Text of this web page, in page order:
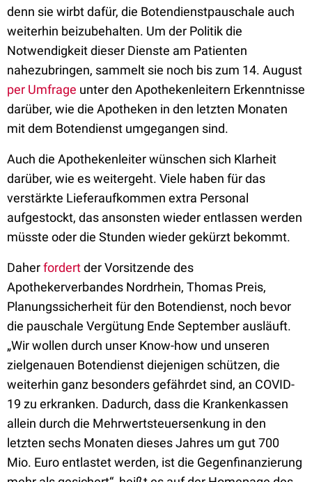
denn sie wirbt dafür, die Botendienstpauschale auch
weiterhin beizubehalten. Um der Politik die
Notwendigkeit dieser Dienste am Patienten
nahezubringen, sammelt sie noch bis zum 14. August
per Umfrage unter den Apothekenleitern Erkenntnisse
darüber, wie die Apotheken in den letzten Monaten
mit dem Botendienst umgegangen sind.
Auch die Apothekenleiter wünschen sich Klarheit
darüber, wie es weitergeht. Viele haben für das
verstärkte Lieferaufkommen extra Personal
aufgestockt, das ansonsten wieder entlassen werden
müsste oder die Stunden wieder gekürzt bekommt.
Daherfordertder Vorsitzende des
Apothekerverbandes Nordrhein, Thomas Preis,
Planungssicherheit für den Botendienst, noch bevor
die pauschale Vergütung Ende September ausläuft.
„Wir wollen durch unser Know-how und unseren
zielgenauen Botendienst diejenigen schützen, die
weiterhin ganz besonders gefährdet sind, an COVID-
19 zu erkranken. Dadurch, dass die Krankenkassen
allein durch die Mehrwertsteuersenkung in den
letzten sechs Monaten dieses Jahres um gut 700
Mio. Euro entlastet werden, ist die Gegenfinanzierung